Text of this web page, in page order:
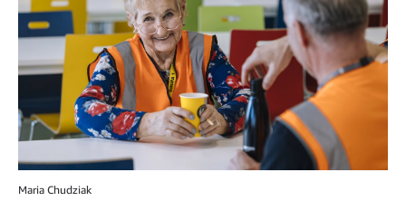
Maria Chudziak